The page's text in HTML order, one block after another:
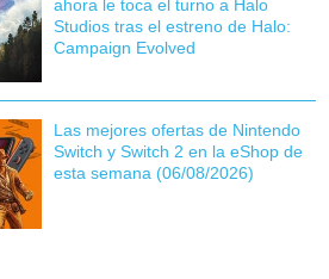
ahora le toca el turno a Halo
Studios tras el estreno de Halo:
Campaign Evolved
Las mejores ofertas de Nintendo
Switch y Switch 2 en la eShop de
esta semana (06/08/2026)